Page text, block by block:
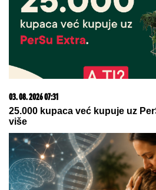
Letnje večeri u gradu više nisu
pretvori u druženje
09. 08. 2026 08:43
У жељезничкој несрећи код
повријеђено 25 особа,
пруге